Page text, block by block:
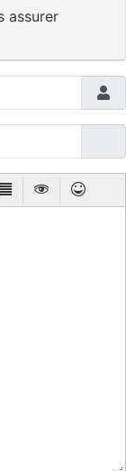
assurer